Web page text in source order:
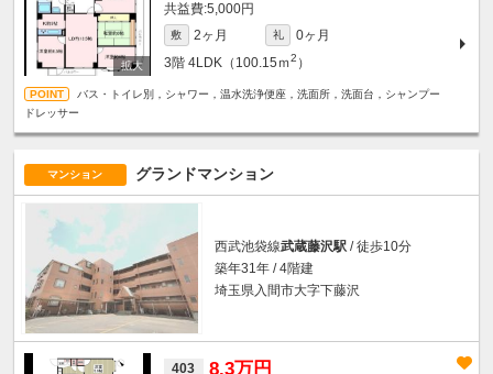
5,000円
敷 2ヶ月 礼
0ヶ月
3階 4LDK（100.15ｍ2 ）
バス・トイレ別，シャワー，温水洗浄便座，洗面所，洗面台，シャンプー
ドレッサー
マンション グランドマンション
西武池袋線武蔵藤沢駅 / 徒歩10分
築年31年 / 4階建
埼玉県入間市大字下藤沢
403 8.3万円